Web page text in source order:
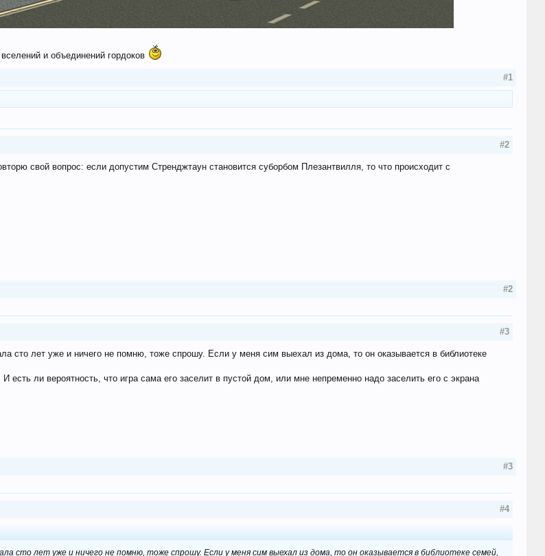
и объединений гордоков
#1
#2
свой вопрос: если допустим Стренджтаун становится суборбом Плезантвилля, то что происходит с
#2
#3
сто лет уже и ничего не помню, тоже спрошу. Если у меня сим выехал из дома, то он оказывается в библиотеке
есть ли вероятность, что игра сама его заселит в пустой дом, или мне непременно надо заселить его с экрана
#3
#4
сто лет уже и ничего не помню, тоже спрошу. Если у меня сим выехал из дома, то он оказывается в библиотеке семей,